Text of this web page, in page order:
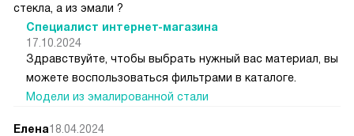
стекла, а из эмали ?
Специалист интернет-магазина
17.10.2024
Здравствуйте, чтобы выбрать нужный вас материал, вы
можете воспользоваться фильтрами в каталоге.
Модели из эмалированной стали
Елена18.04.2024